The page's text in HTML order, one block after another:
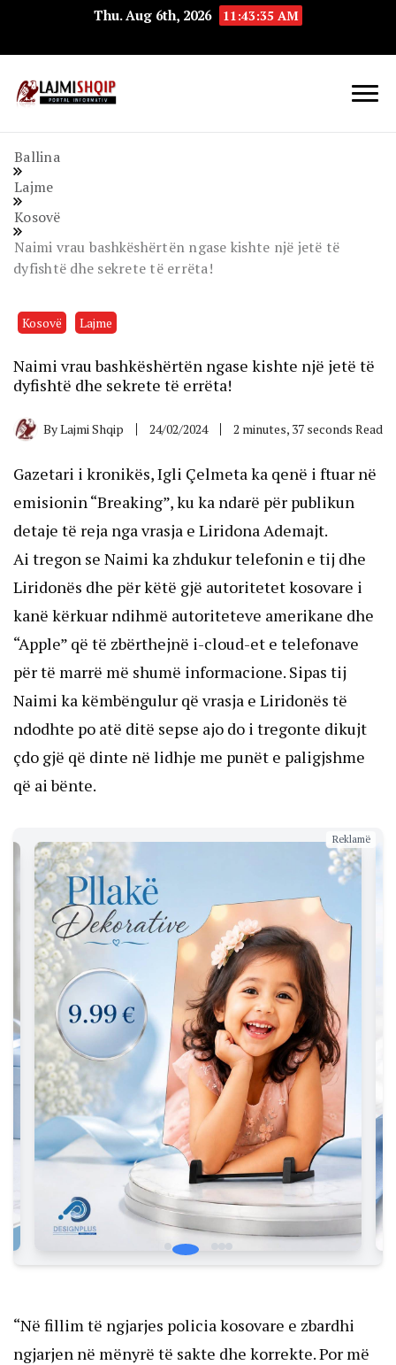
Thu. Aug 6th, 2026 11:43:36 AM
Ballina
Lajme
Kosovë
Naimi vrau bashkëshërtën ngase kishte një jetë të
dyfishtë dhe sekrete të errëta!
Kosovë Lajme
Naimi vrau bashkëshërtën ngase kishte një jetë të
dyfishtë dhe sekrete të errëta!
ByLajmi Shqip 24/02/2024 2 minutes, 37 seconds Read
Gazetari i kronikës, Igli Çelmeta ka qenë i ftuar në
emisionin “Breaking”, ku ka ndarë për publikun
detaje të reja nga vrasja e Liridona Ademajt.
Ai tregon se Naimi ka zhdukur telefonin e tij dhe
Liridonës dhe për këtë gjë autoritetet kosovare i
kanë kërkuar ndihmë autoriteteve amerikane dhe
“Apple” që të zbërthejnë i-cloud-et e telefonave
për të marrë më shumë informacione. Sipas tij
Naimi ka këmbëngulur që vrasja e Liridonës të
ndodhte po atë ditë sepse ajo do i tregonte dikujt
çdo gjë që dinte në lidhje me punët e paligjshme
që ai bënte.
Reklamë
“Në fillim të ngjarjes policia kosovare e zbardhi
ngjarjen në mënyrë të sakte dhe korrekte. Por më